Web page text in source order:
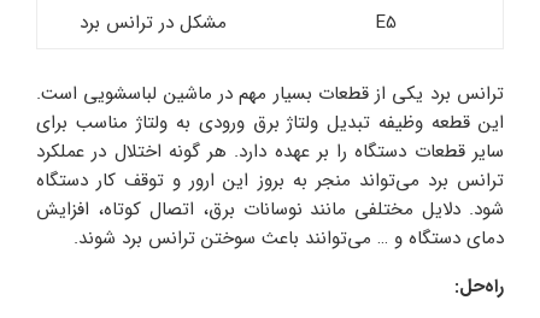
E5
مشکل در ترانس برد
ترانس برد یکی از قطعات بسیار مهم در ماشین لباسشویی است.
این قطعه وظیفه تبدیل ولتاژ برق ورودی به ولتاژ مناسب برای
سایر قطعات دستگاه را بر عهده دارد. هر گونه اختلال در عملکرد
ترانس برد می‌تواند منجر به بروز این ارور و توقف کار دستگاه
شود. دلایل مختلفی مانند نوسانات برق، اتصال کوتاه، افزایش
دمای دستگاه و … می‌توانند باعث سوختن ترانس برد شوند.
راه‌حل: